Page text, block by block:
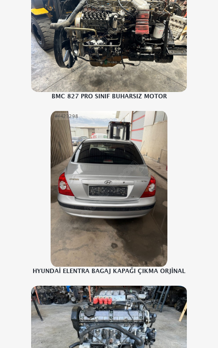
BMC 827 PRO SINIF BUHARSIZ MOTOR
HYUNDAİ ELENTRA BAGAJ KAPAĞI ÇIKMA ORJİNAL